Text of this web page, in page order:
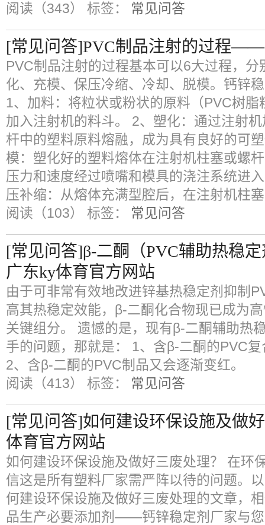
阅读（343） 标签： 常见问答
[常见问答]PVC制品注射的过程
PVC制品注射的过程基本可以6大过程，分
化、充模、保压冷缩、冷却、脱模。钙锌
1、加料：将粒状或粉状的原料（PVC树
加入注射机的料斗。 2、塑化：通过注射
杆中的塑料原料熔融，成为具有良好的可
模：塑化好的塑料熔体在注射机柱塞或螺
压力和速度经过喷嘴和模具的浇注系统进
压补缩：从熔体充满型腔后，在注射机柱
阅读（103） 标签： 常见问答
[常见问答]β-二酮（PVC辅助热稳
广东ky体育官方网站
由于可非常有效地改进锌基热稳定剂抑制
高其热稳定效能，β-二酮化合物现已成为
关键组分。 遗憾的是，现有β-二酮辅助热
手的问题，那就是： 1、含β-二酮的PVC
2、含β-二酮的PVC制品又会逐渐变红。
阅读（413） 标签： 常见问答
[常见问答]如何建设环保设施及做
体育官方网站
如何建设环保设施及做好三废处理？ 在环
信这是所有塑料厂家需严阵以待的问题。
何建设环保设施及做好三废处理的文章，
品生产必要添加剂——钙锌稳定剂厂家与